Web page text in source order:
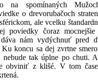
na spomínaných
o drevorubačoch
ale vcelku
poviedky čoraz
nám vydýchnuť pred
koncu sa dej zvrtne
tak úplne po chuti.
obviniť z klišé. V tom